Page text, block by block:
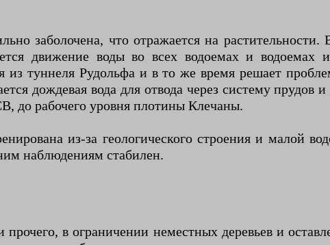
заболочена, что отражается на
движение воды во всех водоемах и
из туннеля Рудольфа и в то же время решает
дождевая вода для отвода через систему
до рабочего уровня плотины Клечаны.
из-за геологического строения и малой
наблюдениям стабилен.
в ограничении неместных деревьев и